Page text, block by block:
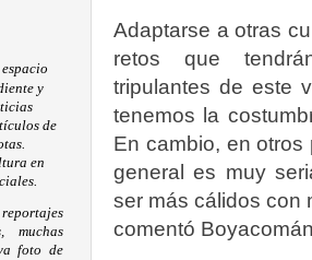
Adaptarse a otras
retos que
tripulantes de este
tenemos la
En cambio, en
general es muy
ser más cálidos con
comentó
y
de
en
muchas
foto de